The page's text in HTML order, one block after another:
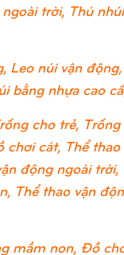
trời, Thú
Leo núi vận
bằng nhựa cao
cho trẻ, Trống
cát, Thể
động ngoài trời,
Thể thao vận
mầm non, Đồ